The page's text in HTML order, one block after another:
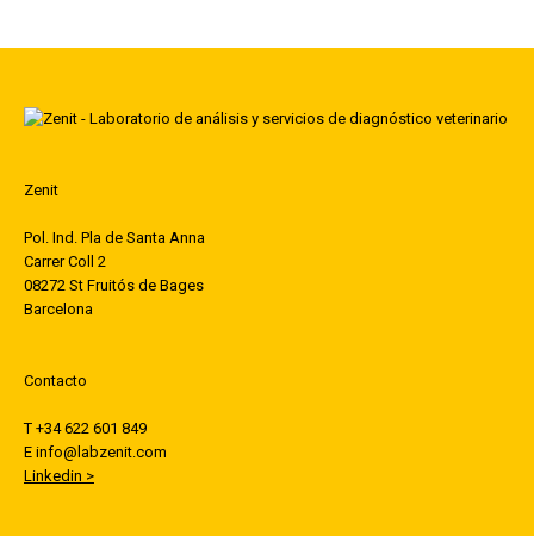
Zenit
Pol. Ind. Pla de Santa Anna
Carrer Coll 2
08272 St Fruitós de Bages
Barcelona
Contacto
T +34 622 601 849
E info@labzenit.com
Linkedin >